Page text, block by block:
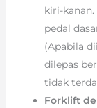
kiri-
pedal
(Apabila
dilepas
tidak
Forklift